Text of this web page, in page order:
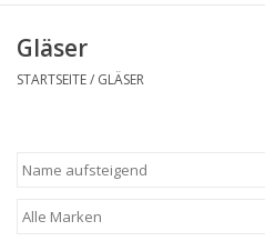
Karaffen
Gläser
STARTSEITE/ GLÄSER